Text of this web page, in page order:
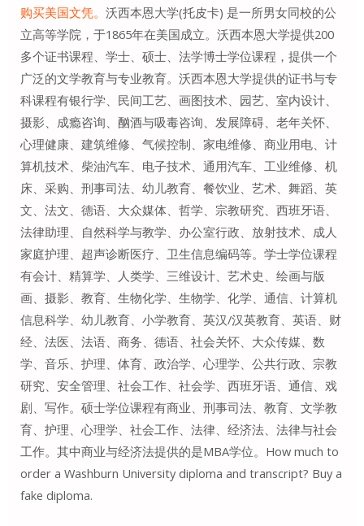
购买美国文凭。 沃西本恩大学(托皮卡) 是一所男女同校的公
立高等学院，于1865年在美国成立。沃西本恩大学提供200
多个证书课程、学士、硕士、法学博士学位课程，提供一个
广泛的文学教育与专业教育。沃西本恩大学提供的证书与专
科课程有银行学、民间工艺、画图技术、园艺、室内设计、
摄影、成瘾咨询、酗酒与吸毒咨询、发展障碍、老年关怀、
心理健康、建筑维修、气候控制、家电维修、商业用电、计
算机技术、柴油汽车、电子技术、通用汽车、工业维修、机
床、采购、刑事司法、幼儿教育、餐饮业、艺术、舞蹈、英
文、法文、德语、大众媒体、哲学、宗教研究、西班牙语、
法律助理、自然科学与教学、办公室行政、放射技术、成人
家庭护理、超声诊断医疗、卫生信息编码等。学士学位课程
有会计、精算学、人类学、三维设计、艺术史、绘画与版
画、摄影、教育、生物化学、生物学、化学、通信、计算机
信息科学、幼儿教育、小学教育、英汉/汉英教育、英语、财
经、法医、法语、商务、德语、社会关怀、大众传媒、数
学、音乐、护理、体育、政治学、心理学、公共行政、宗教
研究、安全管理、社会工作、社会学、西班牙语、通信、戏
剧、写作。硕士学位课程有商业、刑事司法、教育、文学教
育、护理、心理学、社会工作、法律、经济法、法律与社会
工作。其中商业与经济法提供的是MBA学位。How much to
order a Washburn University diploma and transcript? Buy a
fake diploma.